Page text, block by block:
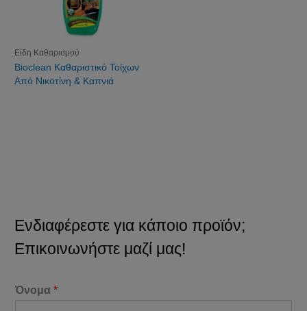
Είδη Καθαρισμού
Bioclean Καθαριστικό Τοίχων
Από Νικοτίνη & Καπνιά
Ενδιαφέρεστε για κάποιο προϊόν;
Επικοινωνήστε μαζί μας!
Όνομα*